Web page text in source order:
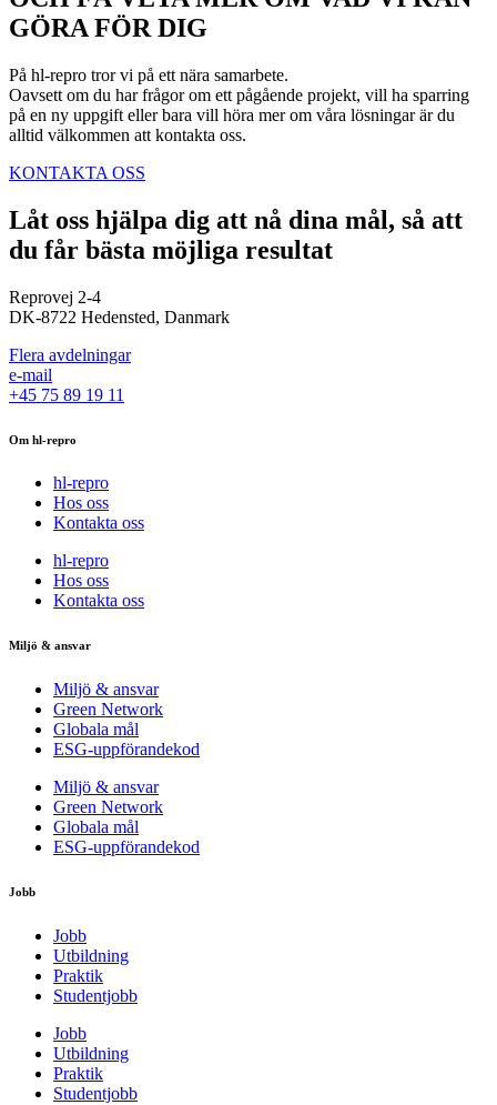
GÖRA FÖR DIG
På hl-repro tror vi på ett nära samarbete.
Oavsett om du har frågor om ett pågående projekt, vill ha sparring
på en ny uppgift eller bara vill höra mer om våra lösningar är du
alltid välkommen att kontakta oss.
KONTAKTA OSS
Låt oss hjälpa dig att nå dina mål, så att
du får bästa möjliga resultat
Reprovej 2-4
DK-8722 Hedensted, Danmark
Flera avdelningar
e-mail
+45 75 89 19 11
Om hl-repro
hl-repro
Hos oss
Kontakta oss
hl-repro
Hos oss
Kontakta oss
Miljö & ansvar
Miljö & ansvar
Green Network
Globala mål
ESG-uppförandekod
Miljö & ansvar
Green Network
Globala mål
ESG-uppförandekod
Jobb
Jobb
Utbildning
Praktik
Studentjobb
Jobb
Utbildning
Praktik
Studentjobb